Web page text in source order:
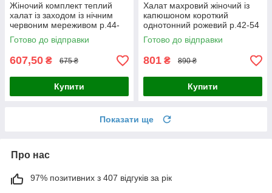
Жіночий комплект теплий
халат із заходом із нічним
червоним мереживом р.44-
58
Готово до відправки
607,50 ₴ 675 ₴
Купити
Халат махровий жіночий із
капюшоном короткий
однотонний рожевий р.42-54
Готово до відправки
801 ₴ 890 ₴
Купити
Показати ще
Про нас
97% позитивних з 407 відгуків за рік